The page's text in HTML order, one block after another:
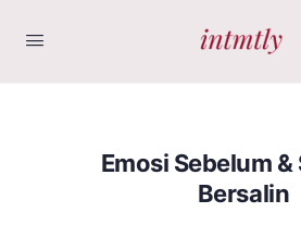
Emosi Sebelum &
Bersalin